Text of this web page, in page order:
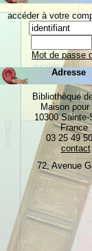
accéder à votre
Mot de passe
Adresse
Bibliothèque
Maison pour
10300 Sainte-
France
03 25 49
contact
72, Avenue